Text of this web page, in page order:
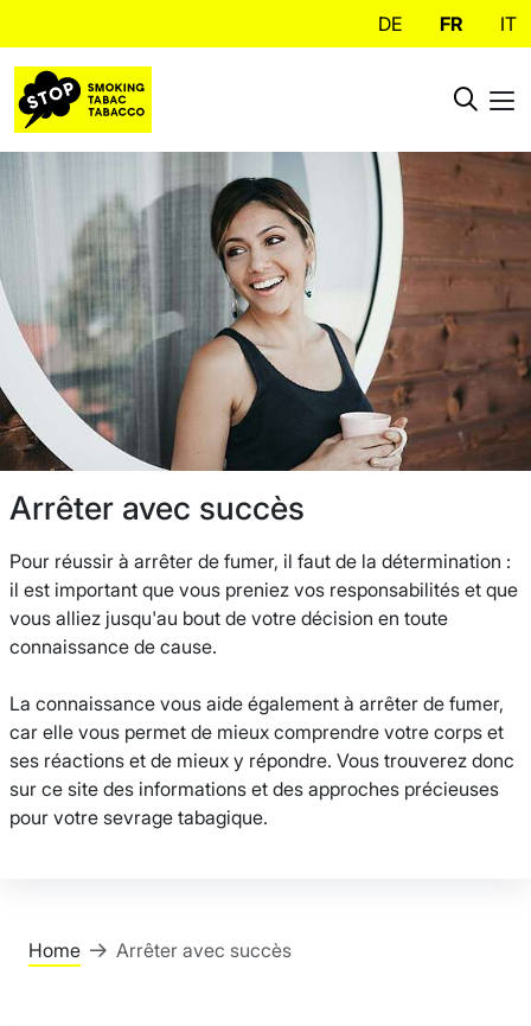
DE FR IT
Arrêter avec succès
Pour réussir à arrêter de fumer, il faut de la détermination :
il est important que vous preniez vos responsabilités et que
vous alliez jusqu'au bout de votre décision en toute
connaissance de cause.
La connaissance vous aide également à arrêter de fumer,
car elle vous permet de mieux comprendre votre corps et
ses réactions et de mieux y répondre. Vous trouverez donc
sur ce site des informations et des approches précieuses
pour votre sevrage tabagique.
Home Arrêter avec succès